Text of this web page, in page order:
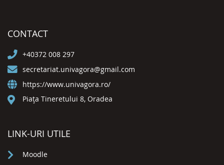
CONTACT
+40372 008 297
secretariat.univagora@gmail.com
https://www.univagora.ro/
Piața Tineretului 8, Oradea
LINK-URI UTILE
Moodle